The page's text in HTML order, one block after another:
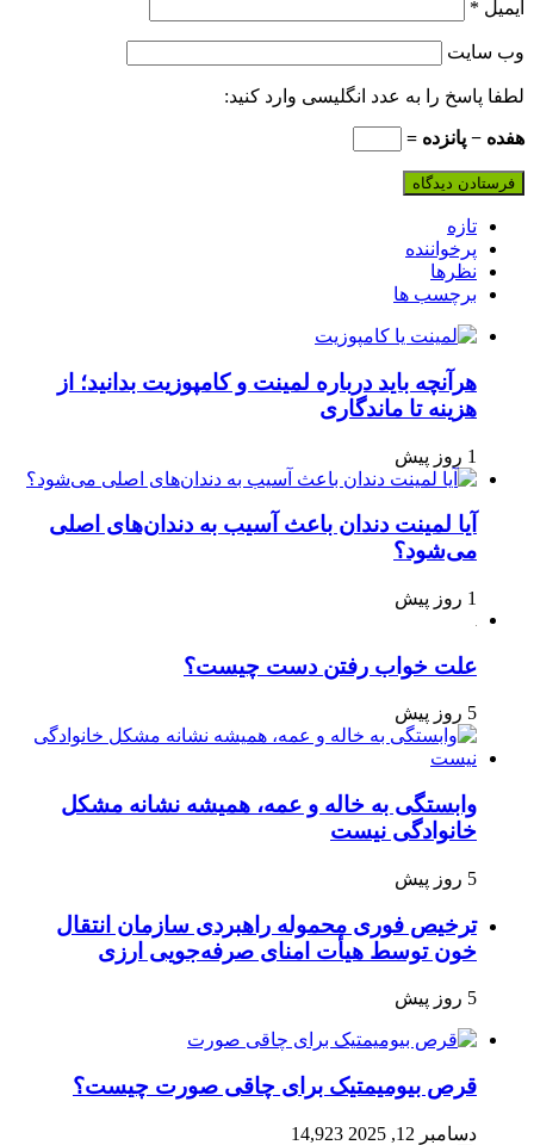
ایمیل *
وب‌ سایت
لطفا پاسخ را به عدد انگلیسی وارد کنید:
هفده − پانزده =
تازه
پرخواننده
نظرها
برچسب ها
هرآنچه باید درباره لمینت و کامپوزیت بدانید؛ از
هزینه تا ماندگاری
1 روز پیش
آیا لمینت دندان باعث آسیب به دندان‌های اصلی
می‌شود؟
1 روز پیش
علت خواب رفتن دست چیست؟
5 روز پیش
وابستگی به خاله و عمه، همیشه نشانه مشکل
خانوادگی نیست
5 روز پیش
ترخیص فوری محموله راهبردی سازمان انتقال
خون توسط هیأت امنای صرفه‌جویی ارزی
5 روز پیش
قرص بیومیمتیک برای چاقی صورت چیست؟
دسامبر 12, 2025 14,923